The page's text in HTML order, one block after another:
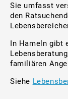
Sie umfasst
den
In Hameln gibt
familiären
Siehe